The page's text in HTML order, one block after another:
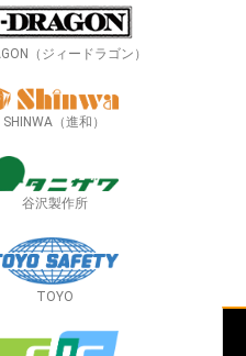
（ジィードラゴン）
SHINWA（進和）
谷沢製作所
TOYO